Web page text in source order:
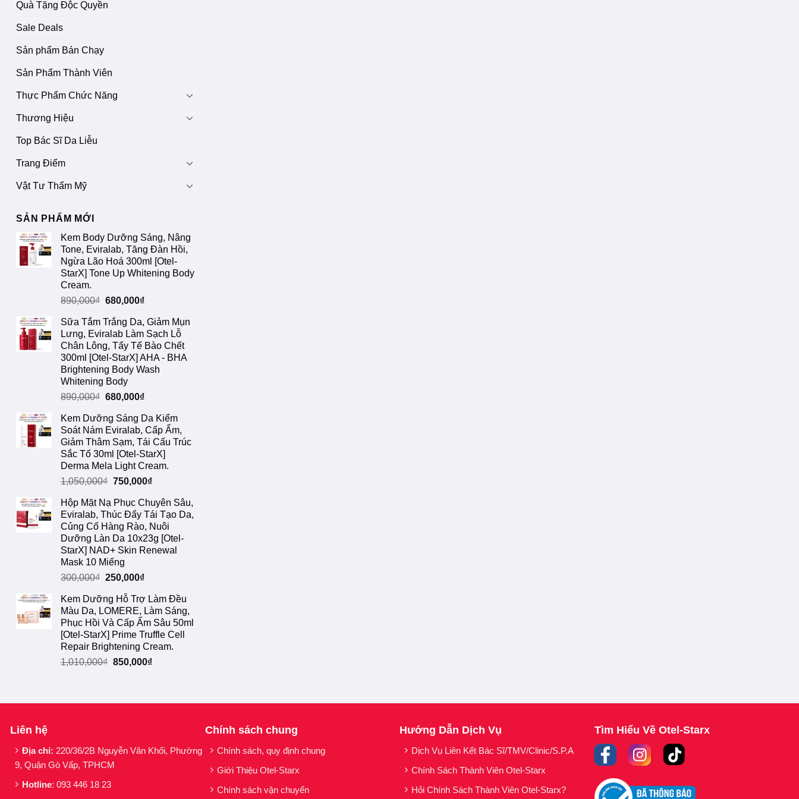
Quà Tặng Độc Quyền
Sale Deals
Sản phẩm Bán Chạy
Sản Phẩm Thành Viên
Thực Phẩm Chức Năng
Thương Hiệu
Top Bác Sĩ Da Liễu
Trang Điểm
Vật Tư Thẩm Mỹ
SẢN PHẨM MỚI
Kem Body Dưỡng Sáng, Nâng
Tone, Eviralab, Tăng Đàn Hồi,
Ngừa Lão Hoá 300ml [Otel-
StarX] Tone Up Whitening Body
Cream.
890,000₫ Giá
là:
890,000₫.
680,000₫Giá
tại
là:
680,000₫.
Sữa Tắm Trắng Da, Giảm Mụn
Lưng, Eviralab Làm Sạch Lỗ
Chân Lông, Tẩy Tế Bào Chết
300ml [Otel-StarX] AHA - BHA
Brightening Body Wash
Whitening Body
890,000₫ Giá
là:
890,000₫.
680,000₫Giá
tại
là:
680,000₫.
Kem Dưỡng Sáng Da Kiểm
Soát Nám Eviralab, Cấp Ẩm,
Giảm Thâm Sạm, Tái Cấu Trúc
Sắc Tố 30ml [Otel-StarX]
Derma Mela Light Cream.
1,050,000₫ Giá
là:
1,050,000₫.
750,000₫Giá
tại
là:
750,000₫.
Hộp Mặt Nạ Phục Chuyên Sâu,
Eviralab, Thúc Đẩy Tái Tạo Da,
Củng Cố Hàng Rào, Nuôi
Dưỡng Làn Da 10x23g [Otel-
StarX] NAD+ Skin Renewal
Mask 10 Miếng
300,000₫ Giá
là:
300,000₫.
250,000₫Giá
tại
là:
250,000₫.
Kem Dưỡng Hỗ Trợ Làm Đều
Màu Da, LOMERE, Làm Sáng,
Phục Hồi Và Cấp Ẩm Sâu 50ml
[Otel-StarX] Prime Truffle Cell
Repair Brightening Cream.
1,010,000₫ Giá
850,000₫Giá
Liên hệ
Địa chỉ: 220/36/2B Nguyễn Văn Khối, Phường
9, Quận Gò Vấp, TPHCM
Hotline: 093 446 18 23
Chính sách chung
Chính sách, quy định chung
Giới Thiệu Otel-Starx
Chính sách vận chuyển
Hướng Dẫn Dịch Vụ
Dịch Vụ Liên Kết Bác Sĩ/TMV/Clinic/S.P.A
Chính Sách Thành Viên Otel-Starx
Hỏi Chính Sách Thành Viên Otel-Starx?
Tìm Hiểu Về Otel-Starx